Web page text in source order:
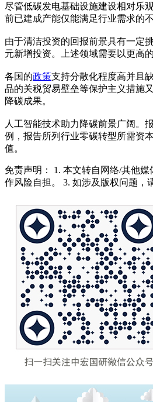
尽管低碳发电基础设施建设相对乐
前已建成产能仅能满足行业需求的
由于清洁投资的回报前景具有一定
元新增投资。上述领域需要以更高
各国的政策支持分散化程度高并且
品的关税贸易壁垒等保护主义措施
降碳成果。
人工智能技术助力降碳前景广阔。
例，报告所列行业零碳转型所需资
值。
免责声明： 1. 本文转自网络/其他
作风险自担。 3. 如涉及版权问题，